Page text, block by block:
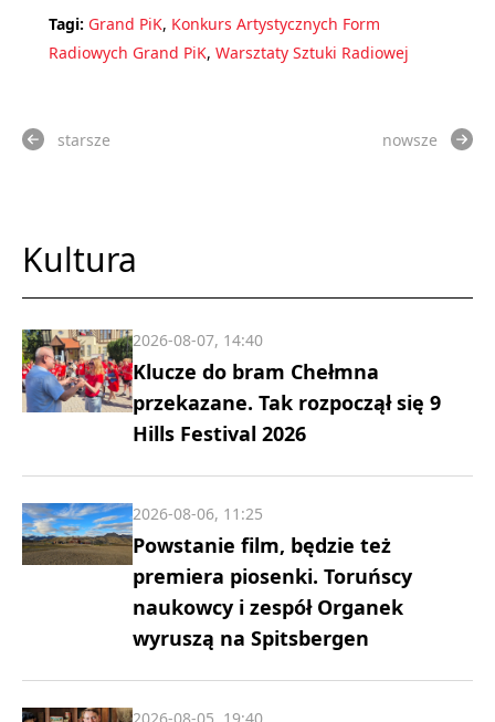
Tagi: Grand PiK, Konkurs Artystycznych Form
Radiowych Grand PiK, Warsztaty Sztuki Radiowej
starsze nowsze
Kultura
Klucze do bram Chełmna
przekazane. Tak rozpoczął się 9
Hills Festival 2026
2026-08-07, 14:40
Powstanie film, będzie też
premiera piosenki. Toruńscy
naukowcy i zespół Organek
wyruszą na Spitsbergen
2026-08-06, 11:25
2026-08-05, 19:40